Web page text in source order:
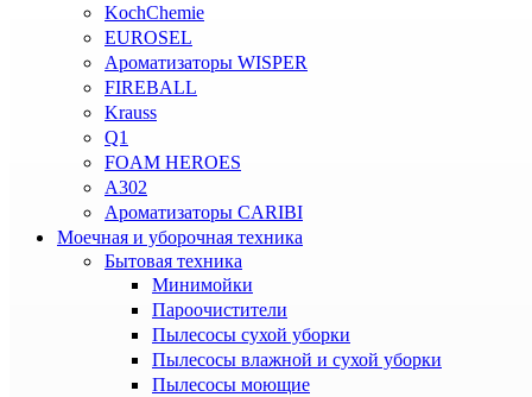
KochChemie
EUROSEL
Ароматизаторы WISPER
FIREBALL
Krauss
Q1
FOAM HEROES
A302
Ароматизаторы CARIBI
Моечная и уборочная техника
Бытовая техника
Минимойки
Пароочистители
Пылесосы сухой уборки
Пылесосы влажной и сухой уборки
Пылесосы моющие